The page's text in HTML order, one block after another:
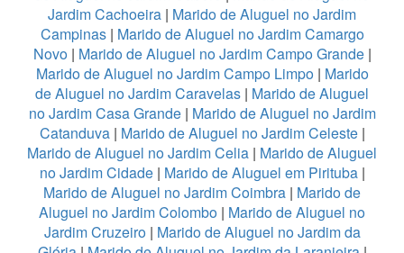
Jardim Cachoeira | Marido de Aluguel no Jardim
Campinas| Marido de Aluguel no Jardim Camargo
Novo| Marido de Aluguel no Jardim Campo Grande|
Marido de Aluguel no Jardim Campo Limpo| Marido
de Aluguel no Jardim Caravelas | Marido de Aluguel
no Jardim Casa Grande| Marido de Aluguel no Jardim
Catanduva| Marido de Aluguel no Jardim Celeste|
Marido de Aluguel no Jardim Celia | Marido de Aluguel
no Jardim Cidade| Marido de Aluguel em Pirituba|
Marido de Aluguel no Jardim Coimbra | Marido de
Aluguel no Jardim Colombo | Marido de Aluguel no
Jardim Cruzeiro| Marido de Aluguel no Jardim da